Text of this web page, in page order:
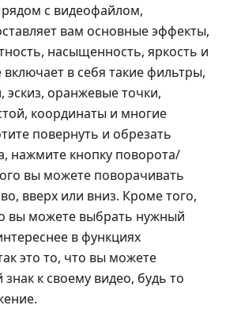
рядом с видеофайлом,
вам основные эффекты,
насыщенность, яркость и
в себя такие фильтры,
эскиз, оранжевые точки,
координаты и многие
повернуть и обрезать
нажмите кнопку поворота/
вы можете поворачивать
вверх или вниз. Кроме того,
вы можете выбрать нужный
в функциях
это то, что вы можете
к своему видео, будь то